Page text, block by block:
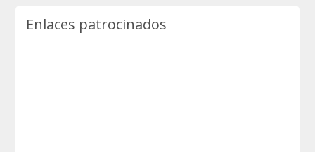
Enlaces patrocinados